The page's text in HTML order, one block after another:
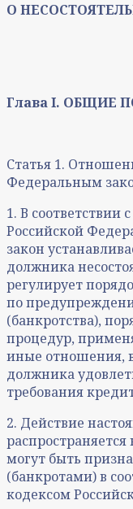
О
Глава I. ОБЩИЕ
Статья 1.
Федеральным
1. В соответствии
Российской
закон
должника
регулирует
по
(банкротства),
процедур,
иные отношения,
должника
требования
2. Действие
могут быть
(банкротами) в
кодексом